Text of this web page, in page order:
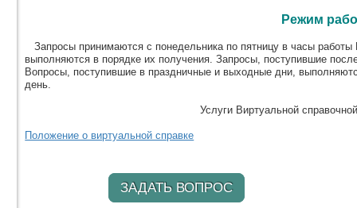
Режим
Запросы принимаются с понедельника по пятницу в часы
выполняются в порядке их получения. Запросы, поступившие
Вопросы, поступившие в праздничные и выходные дни,
день.
Услуги Виртуальной
Положение о виртуальной справке
ЗАДАТЬ ВОПРОС